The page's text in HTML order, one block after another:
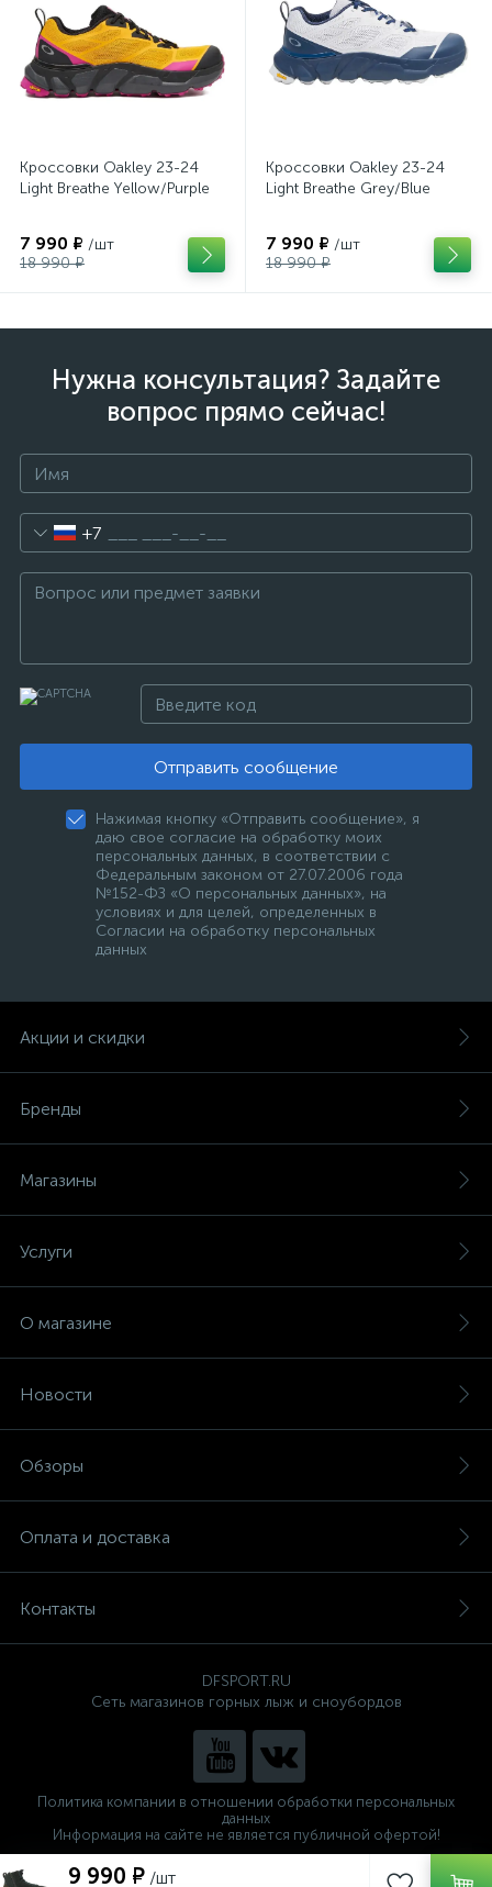
9 990 ₽ /шт
Кроссовки Oakley 23-24
Light Breathe Yellow/Purple
7 990 ₽ /шт
18 990 ₽
Кроссовки Oakley 23-24
Light Breathe Grey/Blue
7 990 ₽ /шт
18 990 ₽
Нужна консультация? Задайте
вопрос прямо сейчас!
+7
Отправить сообщение
Нажимая кнопку «Отправить сообщение», я
даю свое согласие на обработку моих
персональных данных, в соответствии с
Федеральным законом от 27.07.2006 года
№152-ФЗ «О персональных данных», на
условиях и для целей, определенных в
Согласии на обработку персональных
данных
Акции и скидки
Бренды
Магазины
Услуги
О магазине
Новости
Обзоры
Оплата и доставка
Контакты
DFSPORT.RU
Сеть магазинов горных лыж и сноубордов
Политика компании в отношении обработки персональных
данных
Информация на сайте не является публичной офертой!